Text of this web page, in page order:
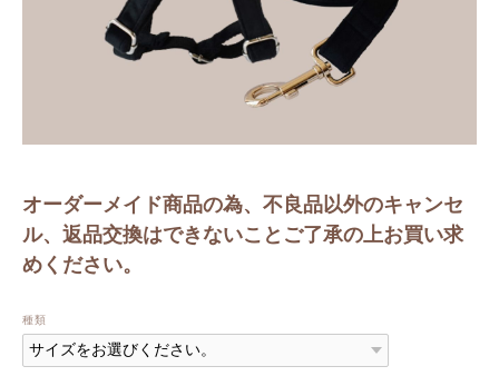
オーダーメイド商品の為、不良品以外のキャンセ
ル、返品交換はできないことご了承の上お買い求
めください。
種類